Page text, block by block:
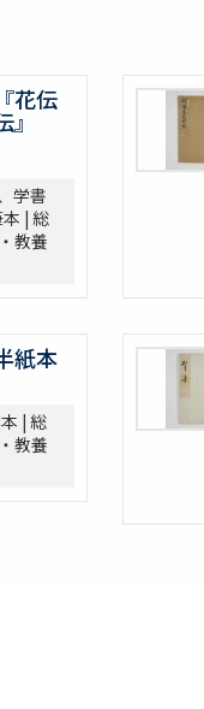
実
花伝
学書
| 総
教養
紙本
| 総
教養